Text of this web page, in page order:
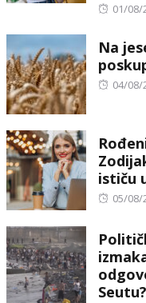
Posted
01/08/
Na
Posted
04/08/
ističu
Posted
05/08/
Seutu?